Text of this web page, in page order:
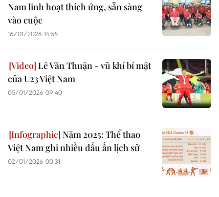
Nam linh hoạt thích ứng, sẵn sàng
vào cuộc
16/01/2026 14:55
Lê Văn Thuận - vũ khí bí mật
của U23 Việt Nam
05/01/2026 09:40
Năm 2025: Thể thao
Việt Nam ghi nhiều dấu ấn lịch sử
02/01/2026 00:31